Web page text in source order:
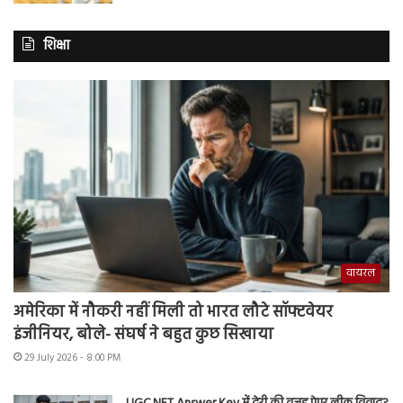
शिक्षा
वायरल
अमेरिका में नौकरी नहीं मिली तो भारत लौटे सॉफ्टवेयर
इंजीनियर, बोले- संघर्ष ने बहुत कुछ सिखाया
29 July 2026 - 8:00 PM